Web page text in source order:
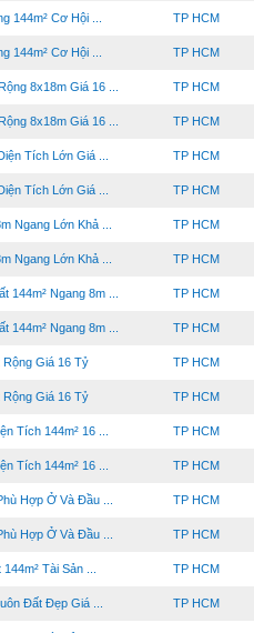
144m² Cơ Hội ... TP HCM
144m² Cơ Hội ... TP HCM
8x18m Giá 16 ... TP HCM
8x18m Giá 16 ... TP HCM
Tích Lớn Giá ... TP HCM
Tích Lớn Giá ... TP HCM
Ngang Lớn Khả ... TP HCM
Ngang Lớn Khả ... TP HCM
Ngang 8m ... TP HCM
144m² Ngang 8m ... TP HCM
Giá 16 Tỷ TP HCM
Giá 16 Tỷ TP HCM
Tích 144m² 16 ... TP HCM
Tích 144m² 16 ... TP HCM
Hợp Ở Và Đầu ... TP HCM
Hợp Ở Và Đầu ... TP HCM
Tài Sản ... TP HCM
Đất Đẹp Giá ... TP HCM